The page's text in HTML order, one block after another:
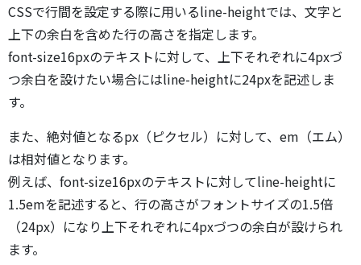
CSSで行間を設定する際に用いるline-heightでは、文字と
上下の余白を含めた行の高さを指定します。
font-size16pxのテキストに対して、上下それぞれに4pxづ
つ余白を設けたい場合にはline-heightに24pxを記述しま
す。
また、絶対値となるpx（ピクセル）に対して、em（エム）
は相対値となります。
例えば、font-size16pxのテキストに対してline-heightに
1.5emを記述すると、行の高さがフォントサイズの1.5倍
（24px）になり上下それぞれに4pxづつの余白が設けられ
ます。